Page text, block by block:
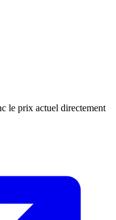
le prix actuel directement